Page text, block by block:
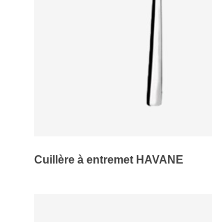
Cuillère à entremet HAVANE